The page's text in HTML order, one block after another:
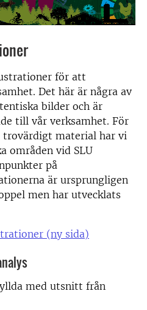
för att
Det här är några av
bilder och är
till vår verksamhet. För
material har vi
områden vid SLU
på
är ursprungligen
men har utvecklats
(ny sida)
med utsnitt från